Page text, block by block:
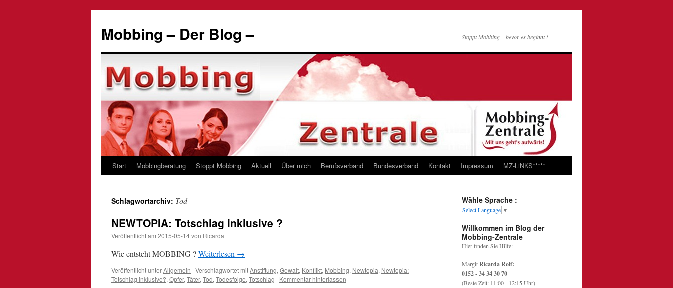
springen
Mobbing – Der Blog – Stoppt Mobbing – bevor es beginnt !
Start Mobbingberatung Stoppt Mobbing Aktuell Über mich Berufsverband Bundesverband Kontakt Impressum MZ-LiNKS*****
Schlagwortarchiv: Tod
NEWTOPIA: Totschlag inklusive ?
Veröffentlicht am 2015-05-14von Ricarda
Wie entsteht MOBBING ?Weiterlesen →
Veröffentlicht unterAllgemein | Verschlagwortet mitAnstiftung, Gewalt, Konflikt, Mobbing, Newtopia, Newtopia:
Totschlag inklusive?, Opfer, Täter, Tod, Todesfolge, Totschlag | Kommentar hinterlassen
Wähle Sprache :
Select Language ▼
Willkommen im Blog der
Mobbing-Zentrale
Hier finden Sie Hilfe:
MargitRicarda Rolf:
0152 - 34 34 30 70
(Beste Zeit: 11:00 - 12:15 Uhr)